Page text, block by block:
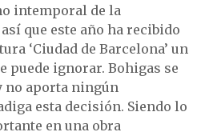
intemporal de la
que este año ha recibido
‘Ciudad de Barcelona’ un
puede ignorar. Bohigas se
no aporta ningún
esta decisión. Siendo lo
en una obra